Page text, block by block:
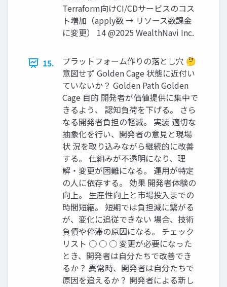
Terraform向けCI/CDサービスのコス
ト増加（apply数 → リソース数課⾦
に変更） 14 @2025 WealthNavi Inc.
15.
プラットフォーム作りの落とし⽳ 🤔
意図せず Golden Cage 状態に近付い
ていないか？ Golden Path Golden
Cage 目的 開発者が価値提供に集中で
きるよう、 認知負荷を下げる。 さら
なる開発者負担の軽減。 実装 適切な
抽象化を行い、開発者の意見と現場
状 況を取り込みながら継続的に改善
する。 仕組みが不透明になり、理
解・変更が困難になる。 運用が特定
の人に依存する。 効果 開発者体験の
向上。 生産性向上と市場投入までの
時間短縮。 短期では負担減に繋がる
が、変化に追従できない 場合、技術
負債や停滞の原因になる。 チェック
リスト ○ ○ ○ 変更が必要になった
とき、開発者は自分たちで改善でき
るか？ 異常時、開発者は自分たちで
原因を追えるか？ 開発者による新し